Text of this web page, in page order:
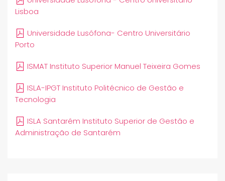
Lisboa
Universidade Lusófona- Centro Universitário
Porto
ISMAT Instituto Superior Manuel Teixeira Gomes
ISLA-IPGT Instituto Politécnico de Gestão e
Tecnologia
ISLA Santarém Instituto Superior de Gestão e
Administração de Santarém